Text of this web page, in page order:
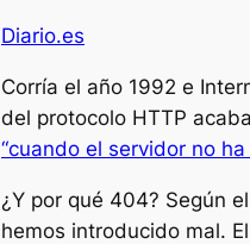
Diario.es
Corría el año 1992 e
del protocolo HTTP
“cuando el servidor no
¿Y por qué 404? Según
hemos introducido mal.